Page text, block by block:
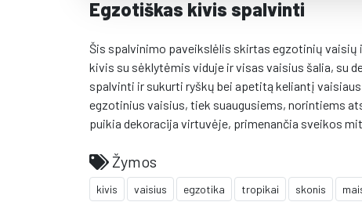
Egzotiškas kivis spalvinti
Šis spalvinimo paveikslėlis skirtas egzotinių
kivis su sėklytėmis viduje ir visas vaisius šalia, su
spalvinti ir sukurti ryškų bei apetitą keliantį
egzotinius vaisius, tiek suaugusiems, norintiems
puikia dekoracija virtuvėje, primenančia sveikos
Žymos
kivis vaisius egzotika tropikai skonis